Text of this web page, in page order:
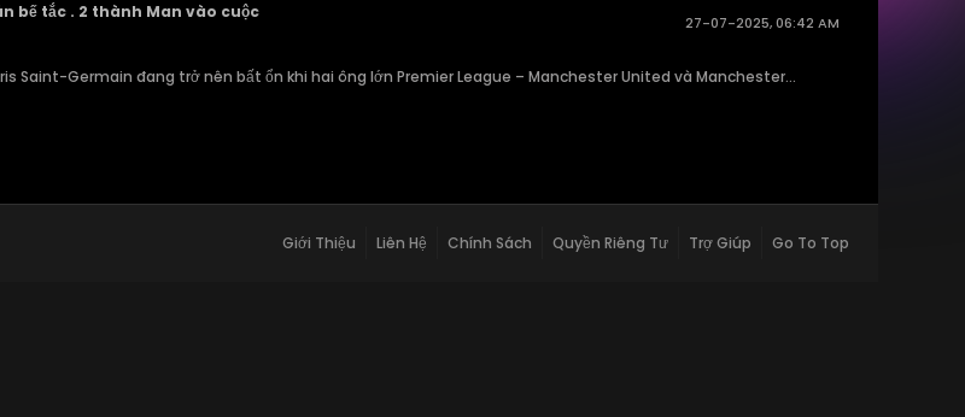
bế tắc . 2 thành Man vào cuộc
27-07-2025, 06:42 AM
Saint-Germain đang trở nên bất ổn khi hai ông lớn Premier League – Manchester United và Manchester...
Giới Thiệu Liên Hệ Chính Sách Quyền Riêng Tư Trợ Giúp Go To Top